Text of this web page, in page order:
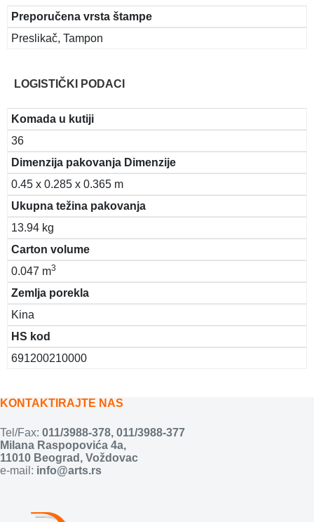
Preporučena vrsta štampe
Preslikač, Tampon
LOGISTIČKI PODACI
Komada u kutiji
36
Dimenzija pakovanja Dimenzije
0.45 x 0.285 x 0.365 m
Ukupna težina pakovanja
13.94 kg
Carton volume
0.047 m3
Zemlja porekla
Kina
HS kod
691200210000
KONTAKTIRAJTE NAS
Tel/Fax: 011/3988-378, 011/3988-377
Milana Raspopovića 4a,
11010 Beograd, Voždovac
e-mail: info@arts.rs